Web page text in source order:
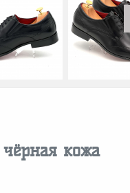
чёрная кожа